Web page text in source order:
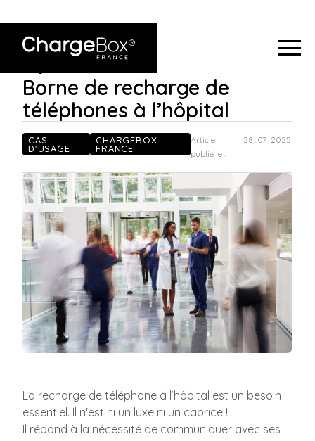
ChargeBox France>
Borne de recharge de téléphones à
Borne de recharge de
téléphones à l’hôpital
CAS
D'USAGE
CHARGEBOX
FRANCE
Article
publié le :
28 . 07. 2025
La recharge de téléphone à l’hôpital est un besoin
essentiel. Il n'est ni un luxe ni un caprice !
Il répond à la nécessité de communiquer avec ses